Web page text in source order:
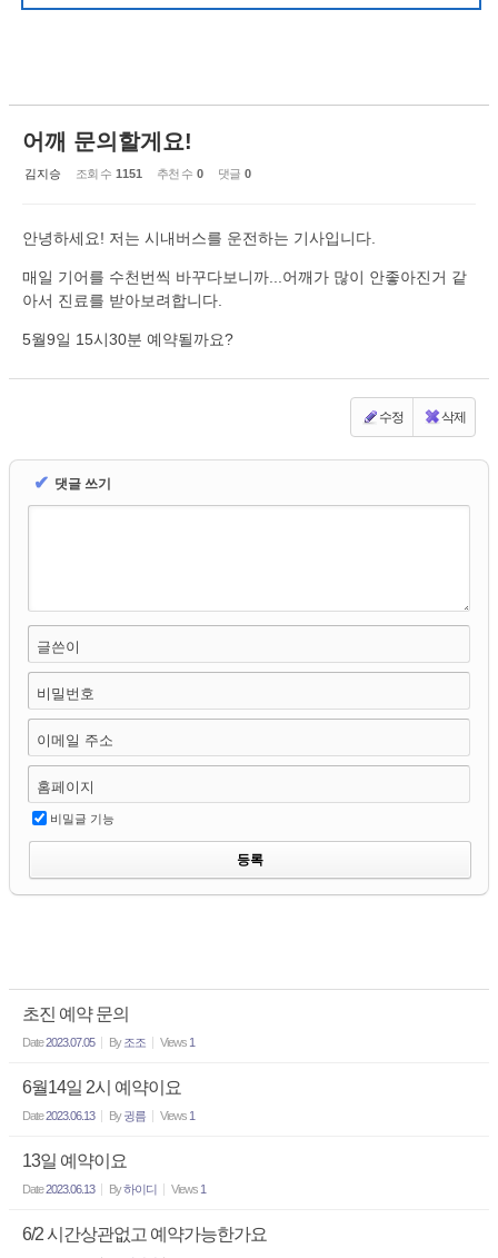
어깨 문의할게요!
김지승 조회 수 1151 추천 수 0 댓글 0
안녕하세요! 저는 시내버스를 운전하는 기사입니다.
매일 기어를 수천번씩 바꾸다보니까...어깨가 많이 안좋아진거 같
아서 진료를 받아보려합니다.
5월9일 15시30분 예약될까요?
수정 삭제
✔ 댓글 쓰기
글쓴이
비밀번호
이메일 주소
홈페이지
비밀글 기능
초진 예약 문의
Date2023.07.05 By 조조 Views 1
6월14일 2시 예약이요
Date2023.06.13 By 귕름 Views 1
13일 예약이요
Date2023.06.13 By하이디 Views 1
6/2 시간상관없고 예약가능한가요